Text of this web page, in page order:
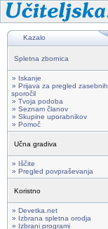
Kazalo
Spletna zbornica
» Iskanje
» Prijava za pregled zasebnih
sporočil
» Tvoja podoba
» Seznam članov
» Skupine uporabnikov
» Pomoč
Učna gradiva
» Iščite
» Pregled povpraševanja
Koristno
» Devetka.net
» Izbrana spletna orodja
» Izbrani programi